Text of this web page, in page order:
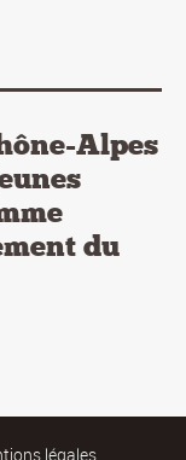
Alpes
du
légales